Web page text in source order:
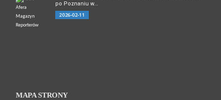
po Poznaniu w...
2026-02-11
MAPA STRONY